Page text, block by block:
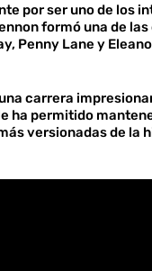
por ser uno de los
formó una de
Penny Lane y
carrera
permitido
versionadas de la